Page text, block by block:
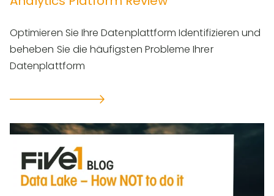
Optimieren Sie Ihre Datenplattform Identifizieren und
beheben Sie die häufigsten Probleme Ihrer
Datenplattform